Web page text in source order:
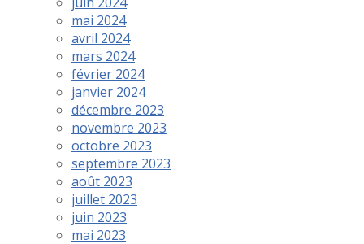
mai 2024
avril 2024
mars 2024
février 2024
janvier 2024
décembre 2023
novembre 2023
octobre 2023
septembre 2023
août 2023
juillet 2023
juin 2023
mai 2023